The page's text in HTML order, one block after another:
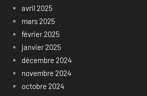
avril 2025
mars 2025
février 2025
janvier 2025
décembre 2024
novembre 2024
octobre 2024